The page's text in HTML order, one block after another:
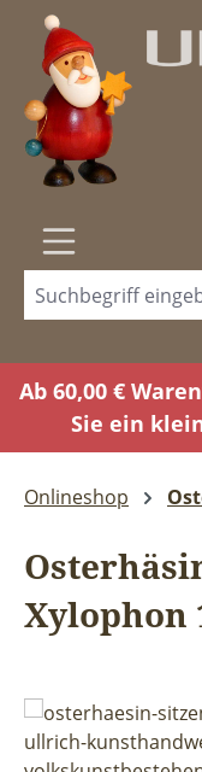
Zum Hauptinhalt
Ab 60,00 €
Sie ein
Onlineshop
Xylophon
Bildergalerie